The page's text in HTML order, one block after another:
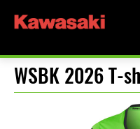
WSBK 2026 T-